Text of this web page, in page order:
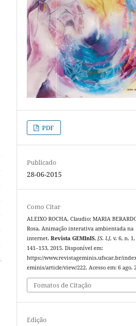
PDF
Publicado
28-06-2015
Como Citar
ALEIXO ROCHA, Claudio; MARIA
Rosa. Animação interativa ambientada na
internet.Revista GEMInIS,[S. l.], v. 6, n.
141–153, 2015. Disponível em:
https://www.revistageminis.ufscar.br/
eminis/article/view/222. Acesso em: 6 ago.
Fomatos de Citação
Edição